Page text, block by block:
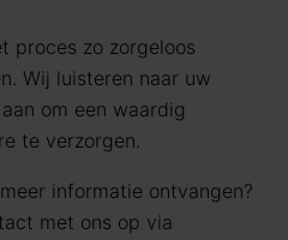
proces zo zorgeloos
Wij luisteren naar uw
om een waardig
te verzorgen.
informatie ontvangen?
met ons op via